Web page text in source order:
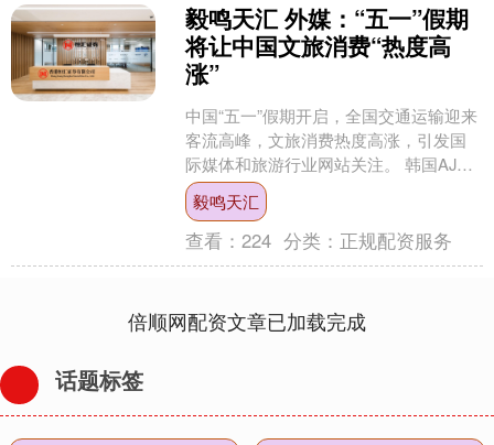
毅鸣天汇 外媒：“五一”假期
将让中国文旅消费“热度高
涨”
中国“五一”假期开启，全国交通运输迎来
客流高峰，文旅消费热度高涨，引发国
际媒体和旅游行业网站关注。 韩国AJP
新闻通讯社报道称，5 月 1 日至 5 月 5
日....
毅鸣天汇
查看：224 分类： 正规配资服务
倍顺网配资文章已加载完成
话题标签